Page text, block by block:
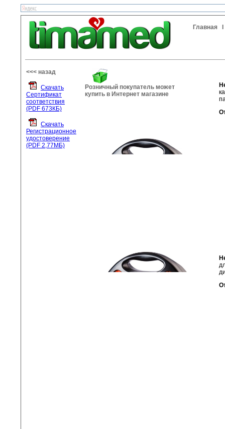
Главная
<<< назад
Скачать
Сертификат
соответствия
(PDF 673КБ)
Скачать
Регистрационное
удостоверение
(PDF 2,77МБ)
Розничный покупатель может
купить в Интернет магазине